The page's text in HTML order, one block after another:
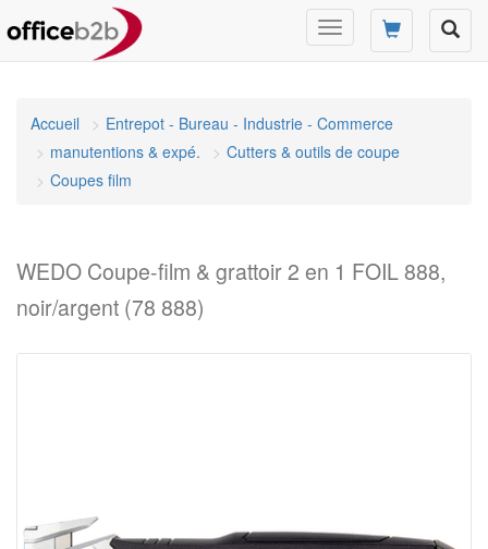
Changer
mode
Accueil
Entrepot - Bureau - Industrie - Commerce
manutentions & expé.
Cutters & outils de coupe
Coupes film
WEDO Coupe-film & grattoir 2 en 1 FOIL 888,
noir/argent (78 888)